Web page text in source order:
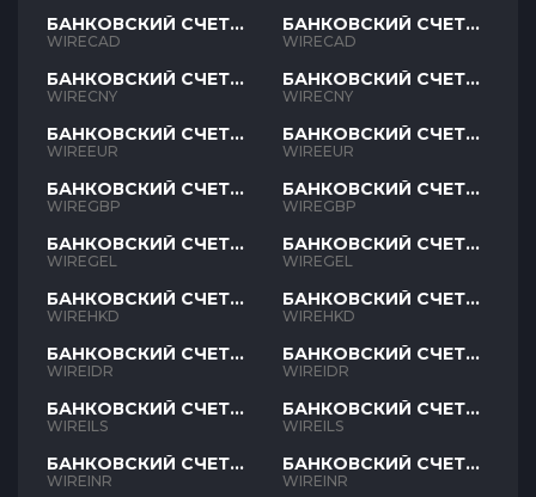
БАНКОВСКИЙ СЧЕТ
CAD
WIRECAD
БАНКОВСКИЙ СЧЕТ
CNY
WIRECNY
БАНКОВСКИЙ СЧЕТ
EUR
WIREEUR
БАНКОВСКИЙ СЧЕТ
GBP
WIREGBP
БАНКОВСКИЙ СЧЕТ
GEL
WIREGEL
БАНКОВСКИЙ СЧЕТ
HKD
WIREHKD
БАНКОВСКИЙ СЧЕТ
IDR
WIREIDR
БАНКОВСКИЙ СЧЕТ
ILS
WIREILS
БАНКОВСКИЙ СЧЕТ
INR
WIREINR
БАНКОВСКИЙ СЧЕТ
CAD
WIRECAD
БАНКОВСКИЙ СЧЕТ
CNY
WIRECNY
БАНКОВСКИЙ СЧЕТ
EUR
WIREEUR
БАНКОВСКИЙ СЧЕТ
GBP
WIREGBP
БАНКОВСКИЙ СЧЕТ
GEL
WIREGEL
БАНКОВСКИЙ СЧЕТ
HKD
WIREHKD
БАНКОВСКИЙ СЧЕТ
IDR
WIREIDR
БАНКОВСКИЙ СЧЕТ
ILS
WIREILS
БАНКОВСКИЙ СЧЕТ
INR
WIREINR